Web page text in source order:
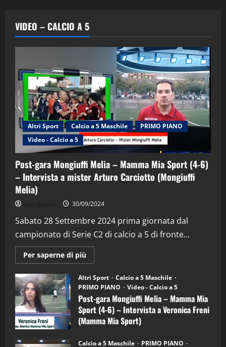
VIDEO – CALCIO A 5
Altri Sport Calcio a 5 Maschile
PRIMO PIANO
Video - Calcio a 5
Post-gara Mongiuffi Melia – Mamma Mia Sport (4-6)
– Intervista a mister Arturo Carciotto (Mongiuffi
Melia)
30/09/2024
Sabato 28 Settembre 2024 prima giornata dal
campionato di Serie C2 di calcio a 5 di fronte...
Per saperne di più
informazioni
Post-
gara
Mongiuffi
Melia
–
Mamma
Mia
Sport
6)
Altri Sport
Calcio a 5 Maschile
PRIMO PIANO
Video - Calcio a 5
Post-gara Mongiuffi Melia – Mamma Mia
Sport (4-6) – Intervista a Veronica Freni
(Mamma Mia Sport)
Calcio a 5 Maschile
PRIMO PIANO
2
“SportEmpire” in Podcast: 29^ Puntata
(Martedi 28 Aprile 2026)
28/04/2026
3
"SportEmpire" in Podcast
“SportEmpire” in Podcast: 28^ Puntata
(Martedi 21 Aprile 2026)
21/04/2026
“SportEmpire” in Podcast: 27^ Puntata